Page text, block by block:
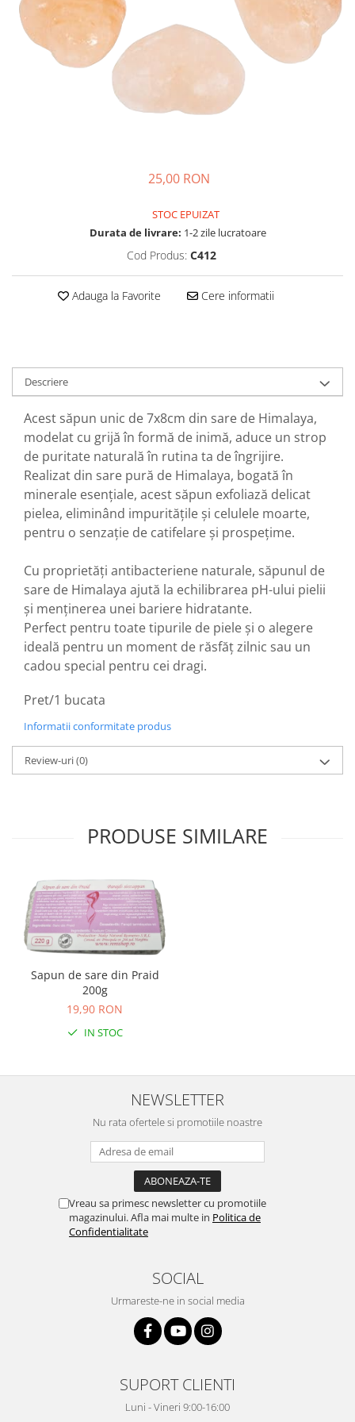
25,00 RON
STOC EPUIZAT
Durata de livrare: 1-2 zile lucratoare
Cod Produs: C412
Adauga la Favorite Cere informatii
Descriere
Acest săpun unic de 7x8cm din sare de Himalaya,
modelat cu grijă în formă de inimă, aduce un strop
de puritate naturală în rutina ta de îngrijire.
Realizat din sare pură de Himalaya, bogată în
minerale esențiale, acest săpun exfoliază delicat
pielea, eliminând impuritățile și celulele moarte,
pentru o senzație de catifelare și prospețime.
Cu proprietăți antibacteriene naturale, săpunul de
sare de Himalaya ajută la echilibrarea pH-ului pielii
și menținerea unei bariere hidratante.
Perfect pentru toate tipurile de piele și o alegere
ideală pentru un moment de răsfăț zilnic sau un
cadou special pentru cei dragi.
Pret/1 bucata
Informatii conformitate produs
Review-uri(0)
PRODUSE SIMILARE
Sapun de sare din Praid
200g
19,90 RON
IN STOC
NEWSLETTER
Nu rata ofertele si promotiile noastre
Vreau sa primesc newsletter cu promotiile
magazinului. Afla mai multe in Politica de
Confidentialitate
SOCIAL
Urmareste-ne in social media
SUPORT CLIENTI
Luni - Vineri 9:00-16:00